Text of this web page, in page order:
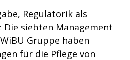
Regulatorik als
Die siebten Management
Gruppe haben
für die Pflege von